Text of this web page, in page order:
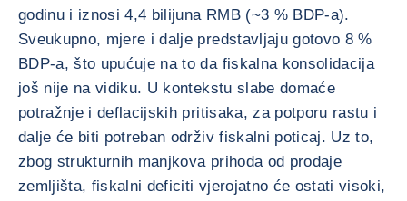
godinu i iznosi 4,4 bilijuna RMB (~3 % BDP-a).
Sveukupno, mjere i dalje predstavljaju gotovo 8 %
BDP-a, što upućuje na to da fiskalna konsolidacija
još nije na vidiku. U kontekstu slabe domaće
potražnje i deflacijskih pritisaka, za potporu rastu i
dalje će biti potreban održiv fiskalni poticaj. Uz to,
zbog strukturnih manjkova prihoda od prodaje
zemljišta, fiskalni deficiti vjerojatno će ostati visoki,